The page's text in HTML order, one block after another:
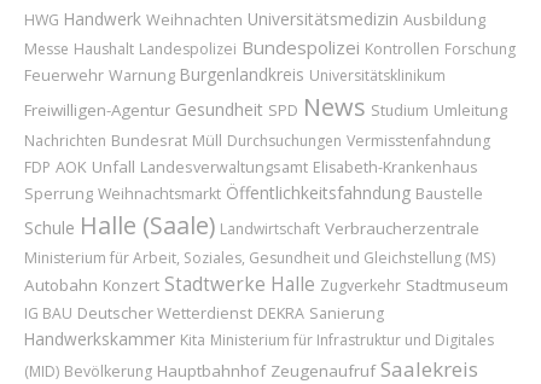
HWG Handwerk Weihnachten Universitätsmedizin Ausbildung
Messe Haushalt Landespolizei Bundespolizei Kontrollen Forschung
Feuerwehr Warnung Burgenlandkreis Universitätsklinikum
Freiwilligen-Agentur Gesundheit SPD News Studium Umleitung
Nachrichten Bundesrat Müll Durchsuchungen Vermisstenfahndung
FDP AOK Unfall Landesverwaltungsamt Elisabeth-Krankenhaus
Sperrung Weihnachtsmarkt Öffentlichkeitsfahndung Baustelle
Schule Halle (Saale) Landwirtschaft Verbraucherzentrale
Ministerium für Arbeit, Soziales, Gesundheit und Gleichstellung (MS)
Autobahn Konzert Stadtwerke Halle Zugverkehr Stadtmuseum
IG BAU Deutscher Wetterdienst DEKRA Sanierung
Handwerkskammer Kita Ministerium für Infrastruktur und Digitales
(MID) Bevölkerung Hauptbahnhof Zeugenaufruf Saalekreis